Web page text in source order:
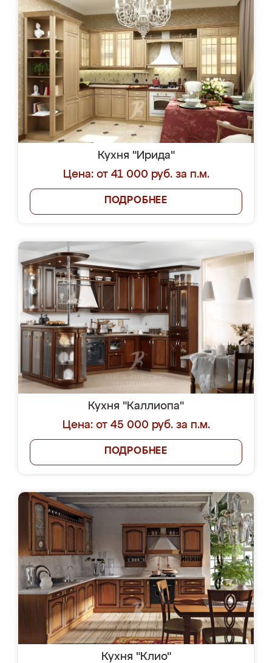
Кухня "Ирида"
Цена: от 41 000 руб. за п.м.
ПОДРОБНЕЕ
Кухня "Каллиопа"
Цена: от 45 000 руб. за п.м.
ПОДРОБНЕЕ
Кухня "Клио"